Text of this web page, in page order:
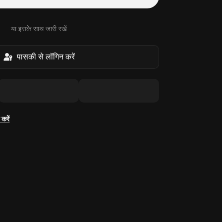
या इसके साथ जारी रखें
पासकी से लॉगिन करें
करें